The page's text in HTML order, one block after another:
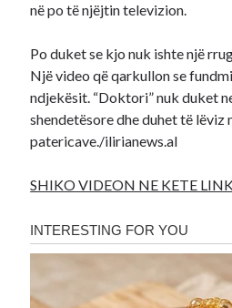
në po të njëjtin televizion.
Po duket se kjo nuk ishte një
Një video që qarkullon se
ndjekësit. “Doktori” nuk duket
shendetësore dhe duhet të lëviz
patericave./ilirianews.al
SHIKO VIDEON NE KETE